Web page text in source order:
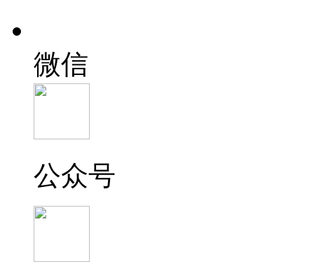
微信
公众号